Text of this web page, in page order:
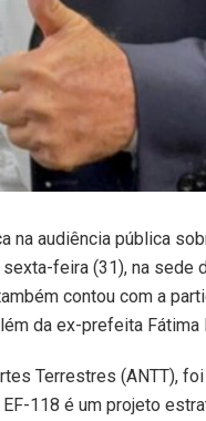
na audiência pública
feira (31), na sede
contou com a
da ex-prefeita Fátima
Terrestres (ANTT),
118 é um projeto